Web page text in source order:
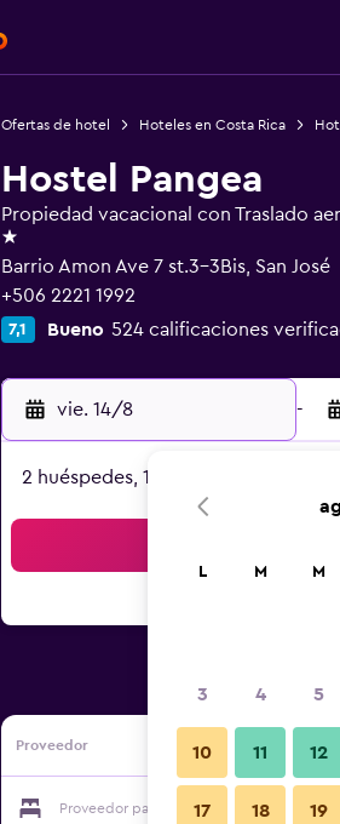
Ofertas de hotel Hoteles en Costa Rica
Hostel Pangea
Propiedad vacacional con Traslado
1 estrella
Barrio Amon Ave 7 st.3-3Bis, San José
+506 2221 1992
7,1 Bueno 524 calificaciones
vie. 14/8 -
2 huéspedes, 1 habitación
Proveedor
Proveedor para Hostel Pangea
L M M
3 4 5
10 11 12
17 18 19